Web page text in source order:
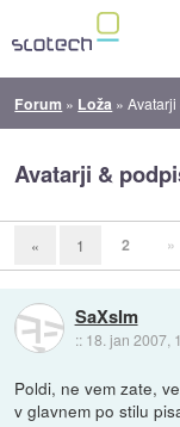
Forum » Loža »
Avatarji &
« 1 2 »
SaXsIm
:: 18. jan 2007,
Poldi, ne vem zate,
v glavnem po stilu